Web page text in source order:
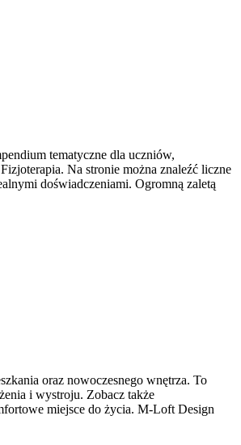
tematyczne dla uczniów,
Na stronie można znaleźć liczne
doświadczeniami. Ogromną zaletą
oraz nowoczesnego wnętrza. To
i wystroju. Zobacz także
miejsce do życia. M-Loft Design